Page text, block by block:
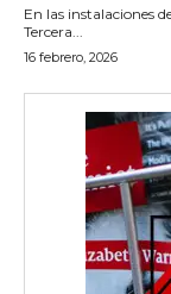
En las instalaciones
Tercera...
16 febrero, 2026